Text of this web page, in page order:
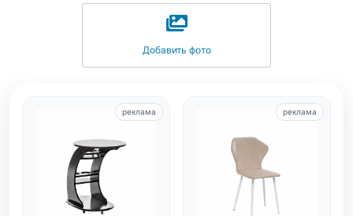
Добавить фото
реклама реклама